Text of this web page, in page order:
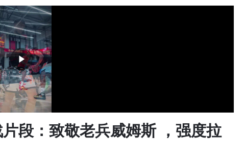
段：致敬老兵威姆斯 ，强度拉